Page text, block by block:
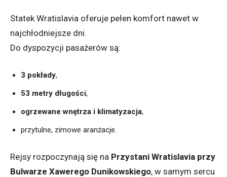
Statek Wratislavia oferuje pełen komfort nawet w
najchłodniejsze dni.
Do dyspozycji pasażerów są:
3 pokłady,
53 metry długości,
ogrzewane wnętrza i klimatyzacja,
przytulne, zimowe aranżacje.
Rejsy rozpoczynają się na Przystani Wratislavia przy
Bulwarze Xawerego Dunikowskiego, w samym sercu